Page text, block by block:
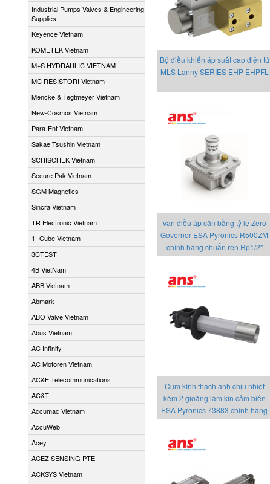
Industrial Pumps Valves & Engineering
Supplies
Keyence Vietnam
KOMETEK Vietnam
M+S HYDRAULIC VIETNAM
MC RESISTORI Vietnam
Mencke & Tegtmeyer Vietnam
New-Cosmos Vietnam
Para-Ent Vietnam
Sakae Tsushin Vietnam
SCHISCHEK Vietnam
Secure Pak Vietnam
SGM Magnetics
Sincra Vietnam
TR Electronic Vietnam
1- Cube Vietnam
3CTEST
4B VietNam
ABB Vietnam
Abmark
ABO Valve Vietnam
Abus Vietnam
AC Infinity
AC Motoren Vietnam
AC&E Telecommunications
AC&T
Accumac Vietnam
AccuWeb
Acey
ACEZ SENSING PTE
ACKSYS Vietnam
Bộ điều khiển áp suất cao điện tử
MLS Lanny SERIES EHP EHPFL
Van điều áp cân bằng tỷ lệ Zero
Governor ESA Pyronics R500ZM
chính hãng chuẩn ren Rp1/2"
Cụm kính thạch anh chịu nhiệt
kèm 2 gioăng làm kín cảm biến
ESA Pyronics 73883 chính hãng